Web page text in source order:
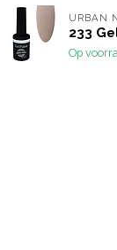
URBAN
233
Op